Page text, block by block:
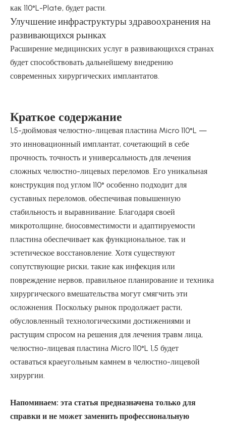
как 110°L-Plate, будет расти.
Улучшение инфраструктуры здравоохранения на
развивающихся рынках
Расширение медицинских услуг в развивающихся странах
будет способствовать дальнейшему внедрению
современных хирургических имплантатов.
Краткое содержание
1,5-дюймовая челюстно-лицевая пластина Micro 110°L —
это инновационный имплантат, сочетающий в себе
прочность, точность и универсальность для лечения
сложных челюстно-лицевых переломов. Его уникальная
конструкция под углом 110° особенно подходит для
суставных переломов, обеспечивая повышенную
стабильность и выравнивание. Благодаря своей
микротолщине, биосовместимости и адаптируемости
пластина обеспечивает как функциональное, так и
эстетическое восстановление. Хотя существуют
сопутствующие риски, такие как инфекция или
повреждение нервов, правильное планирование и техника
хирургического вмешательства могут смягчить эти
осложнения. Поскольку рынок продолжает расти,
обусловленный технологическими достижениями и
растущим спросом на решения для лечения травм лица,
челюстно-лицевая пластина Micro 110°L 1,5 будет
оставаться краеугольным камнем в челюстно-лицевой
хирургии.
Напоминаем: эта статья предназначена только для
справки и не может заменить профессиональную